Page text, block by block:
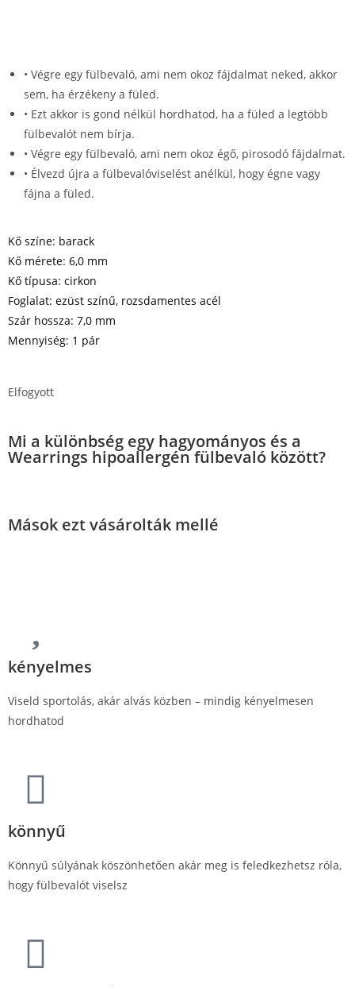
• Végre egy fülbevaló, ami nem okoz fájdalmat neked, akkor
sem, ha érzékeny a füled.
• Ezt akkor is gond nélkül hordhatod, ha a füled a legtöbb
fülbevalót nem bírja.
• Végre egy fülbevaló, ami nem okoz égő, pirosodó fájdalmat.
• Élvezd újra a fülbevalóviselést anélkül, hogy égne vagy
fájna a füled.
Kő színe: barack
Kő mérete: 6,0 mm
Kő típusa: cirkon
Foglalat: ezüst színű, rozsdamentes acél
Szár hossza: 7,0 mm
Mennyiség: 1 pár
Elfogyott
Mi a különbség egy hagyományos és a
Wearrings hipoallergén fülbevaló között?
Mások ezt vásárolták mellé
kényelmes
Viseld sportolás, akár alvás közben – mindig kényelmesen
hordhatod
könnyű
Könnyű súlyának köszönhetően akár meg is feledkezhetsz róla,
hogy fülbevalót viselsz